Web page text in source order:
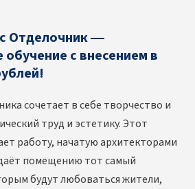
Отделочник —
с внесением в
сочетает в себе творчество и
труд и эстетику. Этот
работу, начатую архитекторами
помещению тот самый
будут любоваться жители,